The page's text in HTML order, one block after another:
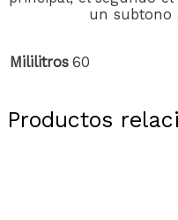
un subtono
Mililitros 60
Productos